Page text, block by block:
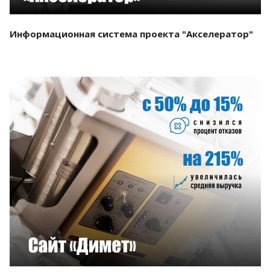
Информационная система проекта "Акселератор"
Смотреть проект